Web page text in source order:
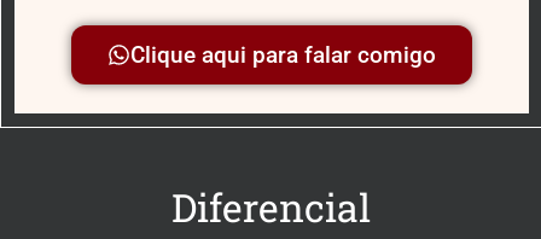
Clique aqui para falar comigo
Diferencial